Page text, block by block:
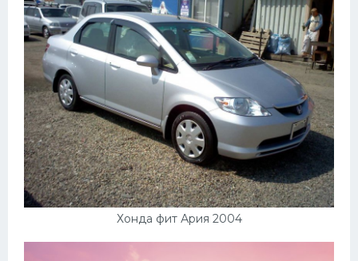
Хонда фит Ария 2004
Ауди
Гараж
Русские авто
Вольво
БМВ
МАЗ
Сузуки